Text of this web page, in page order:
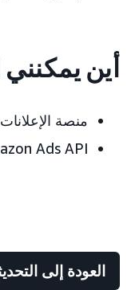
أين
منصة الإعلانات
Ads API
العودة إلى